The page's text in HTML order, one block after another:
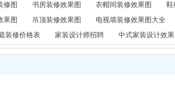
修图 书房装修效果图 衣帽间装修效果图 鞋
果图 吊顶装修效果图 电视墙装修效果图大全
装修价格表 家装设计师招聘 中式家装设计效果